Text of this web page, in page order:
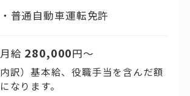
普通自動車運転免許
月給 280,000円〜
内訳）基本給、役職手当を含んだ額
になります。